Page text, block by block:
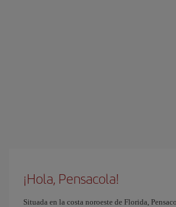
¡Hola, Pensacola!
Situada en la costa noroeste de Florida,